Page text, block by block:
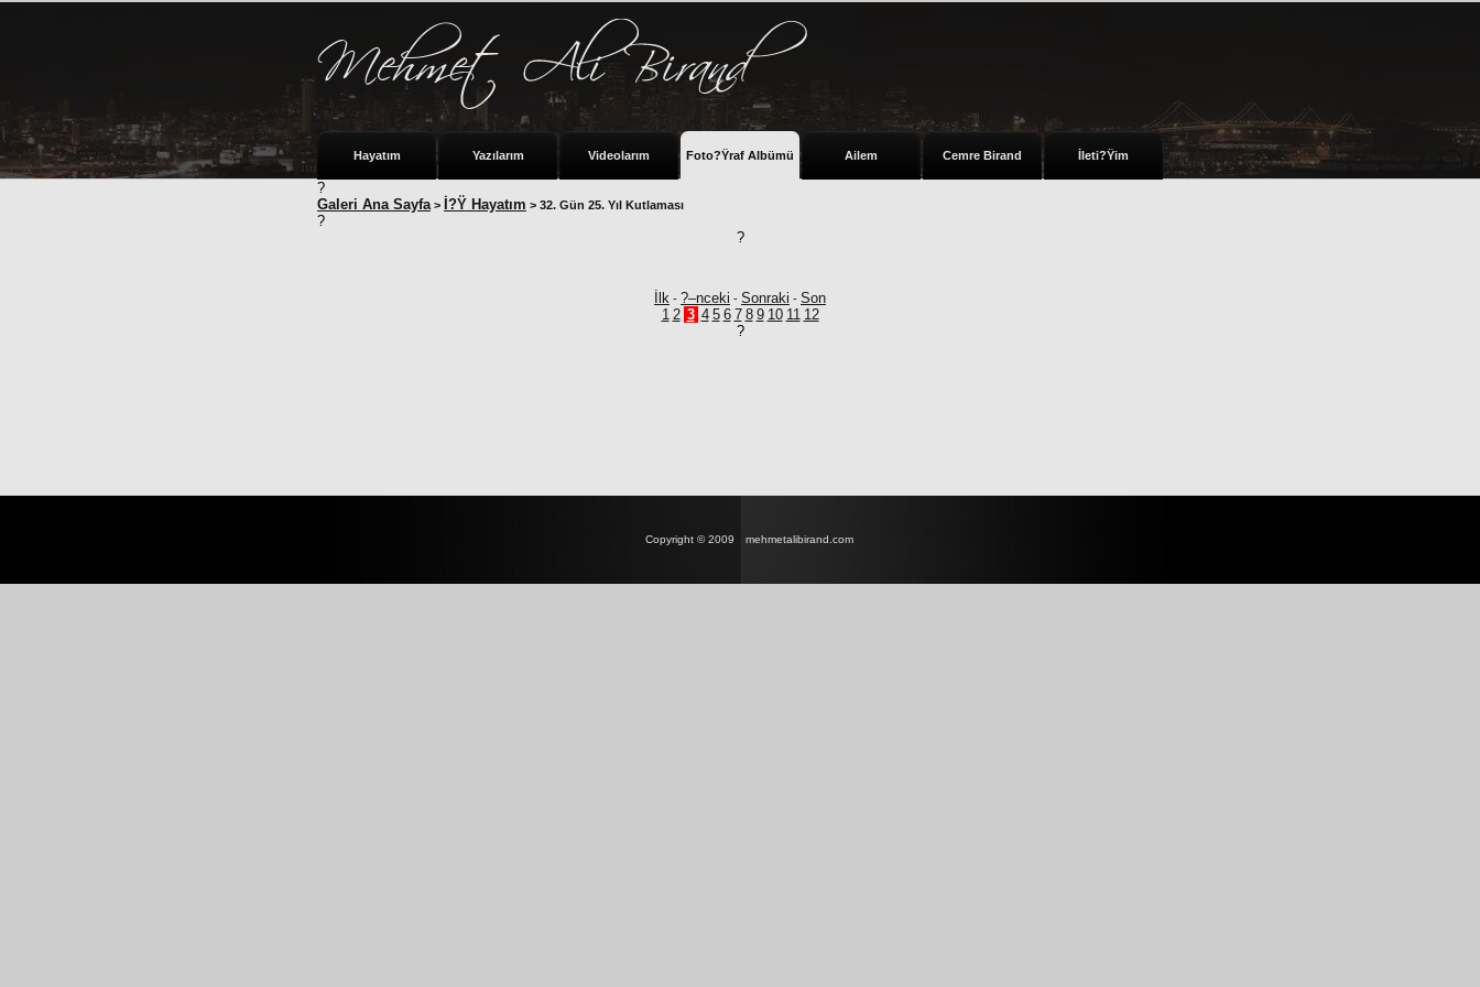
Hayatım Yazılarım Videolarım Foto?Ÿraf Albümü Ailem Cemre Birand İleti?Ÿim
?
Galeri Ana Sayfa > İ?Ÿ Hayatım > 32. Gün 25. Yıl Kutlaması
?
?
İlk - ?–nceki - Sonraki - Son
1 2 3 4 5 6 7 8 9 10 11 12
?
Copyright © 2009 mehmetalibirand.com